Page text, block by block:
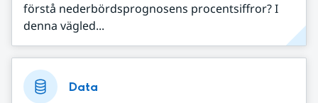
förstå nederbördsprognosens procentsiffror? I
denna vägled...
Data